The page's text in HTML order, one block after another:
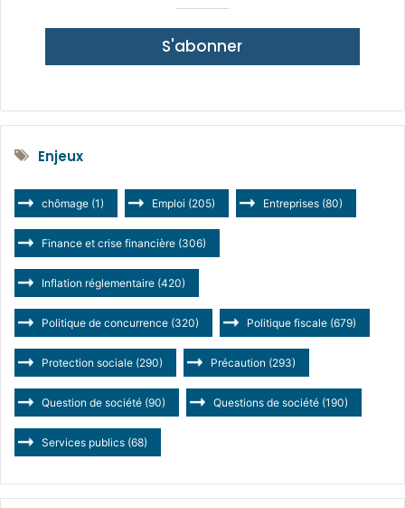
S'abonner
Enjeux
chômage (1) Emploi (205) Entreprises (80)
Finance et crise financière (306)
Inflation réglementaire (420)
Politique de concurrence (320) Politique fiscale (679)
Protection sociale (290) Précaution (293)
Question de société (90) Questions de société (190)
Services publics (68)